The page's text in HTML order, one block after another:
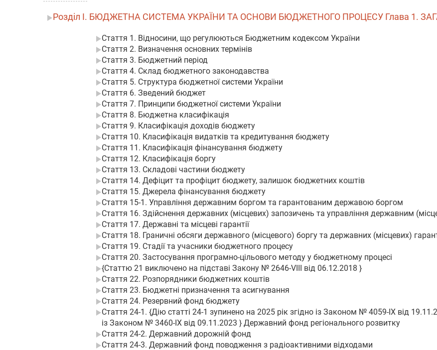
Розділ I. БЮДЖЕТНА СИСТЕМА УКРАЇНИ ТА ОСНОВИ БЮДЖЕТНОГО ПРОЦЕСУ Глава 1.
Стаття 1. Відносини, що регулюються Бюджетним кодексом України
Стаття 2. Визначення основних термінів
Стаття 3. Бюджетний період
Стаття 4. Склад бюджетного законодавства
Стаття 5. Структура бюджетної системи України
Стаття 6. Зведений бюджет
Стаття 7. Принципи бюджетної системи України
Стаття 8. Бюджетна класифікація
Стаття 9. Класифікація доходів бюджету
Стаття 10. Класифікація видатків та кредитування бюджету
Стаття 11. Класифікація фінансування бюджету
Стаття 12. Класифікація боргу
Стаття 13. Складові частини бюджету
Стаття 14. Дефіцит та профіцит бюджету, залишок бюджетних коштів
Стаття 15. Джерела фінансування бюджету
Стаття 15-1. Управління державним боргом та гарантованим державою боргом
Стаття 16. Здійснення державних (місцевих) запозичень та управління державним
Стаття 17. Державні та місцеві гарантії
Стаття 18. Граничні обсяги державного (місцевого) боргу та державних (місцевих)
Стаття 19. Стадії та учасники бюджетного процесу
Стаття 20. Застосування програмно-цільового методу у бюджетному процесі
{Статтю 21 виключено на підставі Закону № 2646-VIII від 06.12.2018 }
Стаття 22. Розпорядники бюджетних коштів
Стаття 23. Бюджетні призначення та асигнування
Стаття 24. Резервний фонд бюджету
Стаття 24-1. {Дію статті 24-1 зупинено на 2025 рік згідно із Законом № 4059-IX від
із Законом № 3460-IX від 09.11.2023 } Державний фонд регіонального розвитку
Стаття 24-2. Державний дорожній фонд
Стаття 24-3. Державний фонд поводження з радіоактивними відходами